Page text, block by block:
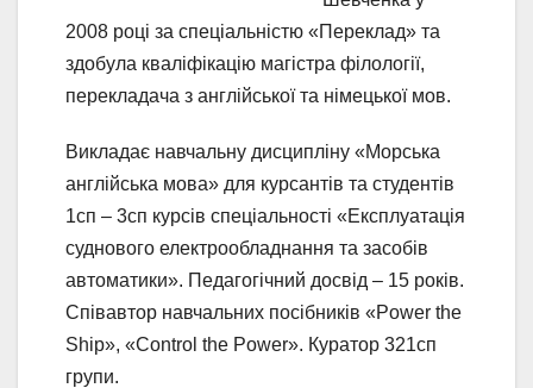
2008 році за спеціальністю «Переклад» та
здобула кваліфікацію магістра філології,
перекладача з англійської та німецької мов.
Викладає навчальну дисципліну «Морська
англійська мова» для курсантів та студентів
1сп – 3сп курсів спеціальності «Експлуатація
суднового електрообладнання та засобів
автоматики». Педагогічний досвід – 15 років.
Співавтор навчальних посібників «Power the
Ship», «Control the Power». Куратор 321сп
групи.